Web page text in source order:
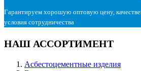
Гарантируем хорошую оптовую цену,
условия сотрудничества
НАШ АССОРТИМЕНТ
Асбестоцементные изделия